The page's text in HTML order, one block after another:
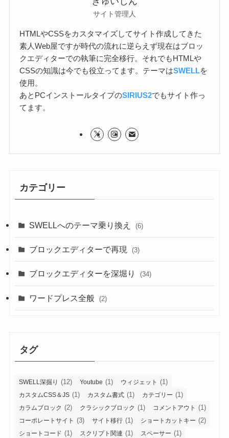
サイト管理人
HTMLやCSSをカスタマイズしてサイト作成してきた
素人Web屋ですが時代の流れに逆らえず現在はブロッ
クエディターでの執筆に完全移行。それでもHTMLや
CSSの知識は今でも役立ってます。テーマはSWELLを
使用。
あとPCインストールタイプのSIRIUS2でもサイト作っ
てます。
カテゴリー
SWELLへのテーマ乗り換え (6)
ブロックエディターで再現 (3)
ブロックエディターを深堀り (34)
ワードプレス全般 (2)
タグ
SWELL深掘り (12) Youtube (1) ウィジェット (1)
カスタムCSS＆JS (1) カスタム書式 (1) カテゴリー (1)
カラムブロック (2) クラシックブロック (1) コメントアウト (1)
コーポレートサイト (3) サイト移行 (1) ショートカットキー (2)
ショートコード (1) スクリプト関連 (1) スペーサー (1)